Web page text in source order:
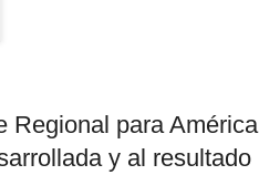
Regional para América
y al resultado